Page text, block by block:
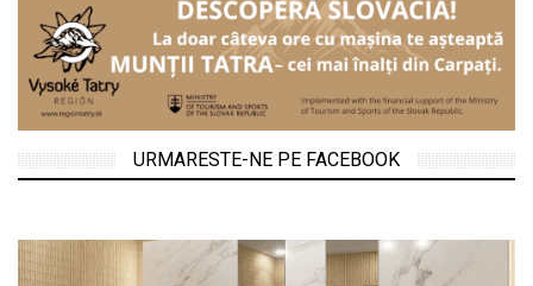
URMARESTE-NE PE FACEBOOK